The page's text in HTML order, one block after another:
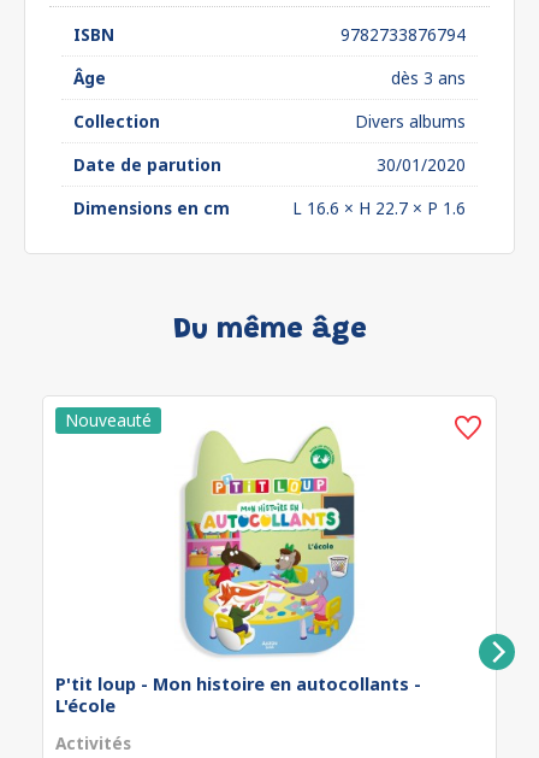
ISBN
9782733876794
Âge
dès 3 ans
Collection
Divers albums
Date de parution
30/01/2020
Dimensions en cm
L 16.6 × H 22.7 × P 1.6
Du même âge
P'tit loup - Mon histoire en autocollants -
L'école
Activités